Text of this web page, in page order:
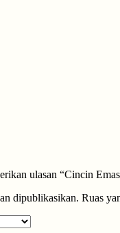
ulasan “Cincin
dipublikasikan. Ruas